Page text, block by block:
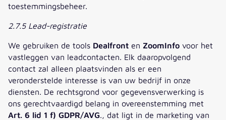
toestemmingsbeheer.
2.7.5 Lead-registratie
We gebruiken de tools Dealfront en ZoomInfo voor het
vastleggen van leadcontacten. Elk daaropvolgend
contact zal alleen plaatsvinden als er een
veronderstelde interesse is van uw bedrijf in onze
diensten. De rechtsgrond voor gegevensverwerking is
ons gerechtvaardigd belang in overeenstemming met
Art. 6 lid 1 f) GDPR/AVG ., dat ligt in de marketing van